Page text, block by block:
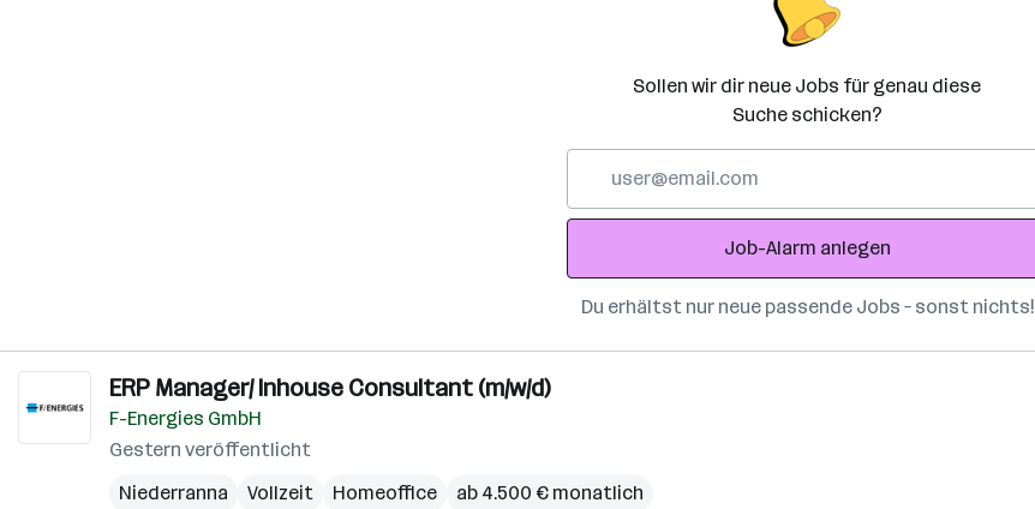
Sollen wir dir neue Jobs für genau diese
Suche schicken?
Adresse
Job-Alarm anlegen
Du erhältst nur neue passende Jobs – sonst nichts!
ERP Manager/ Inhouse Consultant (m/w/d)
F-Energies GmbH
Gestern veröffentlicht
Niederranna
Vollzeit Homeoffice ab 4.500 € monatlich